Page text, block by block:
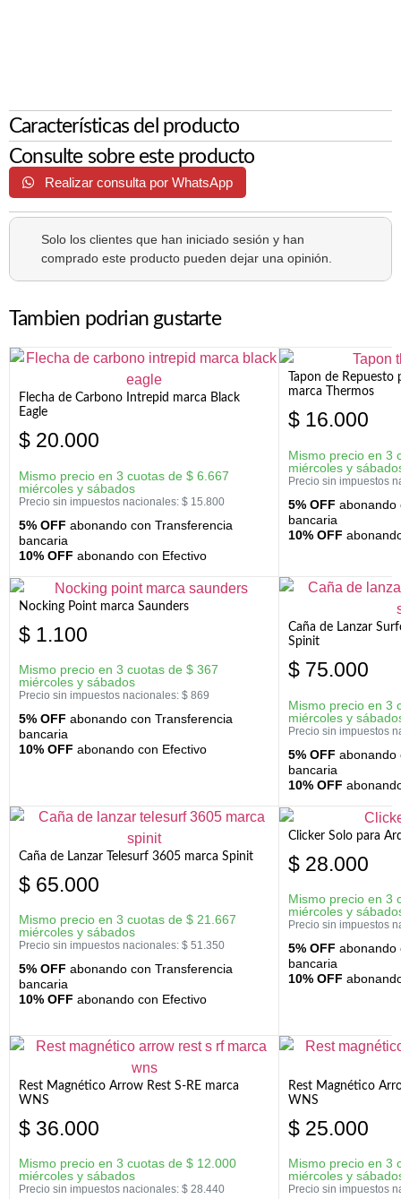
Características del producto
Consulte sobre este producto
Realizar consulta por WhatsApp
Solo los clientes que han iniciado sesión y han
comprado este producto pueden dejar una opinión.
Tambien podrian gustarte
Flecha de Carbono Intrepid marca Black
Eagle
$ 20.000
Mismo precio en 3 cuotas de $ 6.667
miércoles y sábados
Precio sin impuestos nacionales: $ 15.800
5% OFF abonando con Transferencia
bancaria
10% OFF abonando con Efectivo
Tapon de Repuesto
marca Thermos
$ 16.000
Mismo precio en 3
miércoles y
Precio sin impuestos
5% OFF abonando
bancaria
10% OFF
Nocking Point marca Saunders
$ 1.100
Mismo precio en 3 cuotas de $ 367
miércoles y sábados
Precio sin impuestos nacionales: $ 869
5% OFF abonando con Transferencia
bancaria
10% OFF abonando con Efectivo
Caña de Lanzar
Spinit
$ 75.000
Mismo precio en 3
miércoles y
Precio sin impuestos
5% OFF abonando
bancaria
10% OFF
Caña de Lanzar Telesurf 3605 marca Spinit
$ 65.000
Mismo precio en 3 cuotas de $ 21.667
miércoles y sábados
Precio sin impuestos nacionales: $ 51.350
5% OFF abonando con Transferencia
bancaria
10% OFF abonando con Efectivo
Clicker Solo para
$ 28.000
Mismo precio en 3
miércoles y
Precio sin impuestos
5% OFF abonando
bancaria
10% OFF
Rest Magnético Arrow Rest S-RE marca
WNS
$ 36.000
Mismo precio en 3 cuotas de $ 12.000
miércoles y sábados
Precio sin impuestos nacionales: $ 28.440
Rest Magnético
WNS
$ 25.000
Mismo precio en 3
miércoles y
Precio sin impuestos